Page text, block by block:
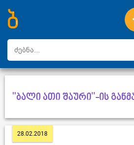
ახალი სიტყვები
ტოპ სიტყვები
დღის ტოპ სიტყვები
ტოპ მომხმარებლები
"ბალი ათი შაური"-ის
28.02.2018